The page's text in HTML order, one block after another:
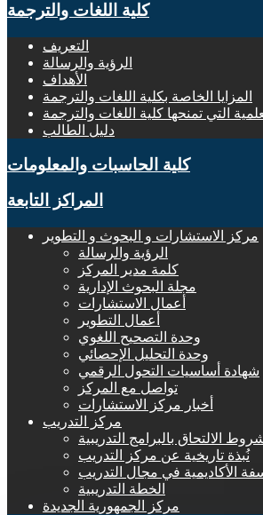
كلية اللغات والترجمة
التعريف
الرؤية والرسالة
الأهداف
المزايا الخاصة بكلية اللغات والترجمة
التي تمنحها كلية اللغات والترجمة
دليل الطالب
كلية الحاسبات والمعلومات
المراكز التابعة
مركز الاستشارات و البحوث و التطوير
الرؤية والرسالة
كلمة مدير المركز
مجلة البحوث الإدارية
أعمال الاستشارات
أعمال التطوير
وحدة التصحيح اللغوي
وحدة التحليل الإحصائي
شهادة أساسيات التحول الرقمي
تواصل مع المركز
أخبار مركز الاستشارات
مركز التدريب
الالتحاق بالبرامج التدريبية
نُبذة تاريخية عن مركز التدريب
الأكاديمية في مجال التدريب
الخطة التدريبية
مركز الجمهورية الجديدة